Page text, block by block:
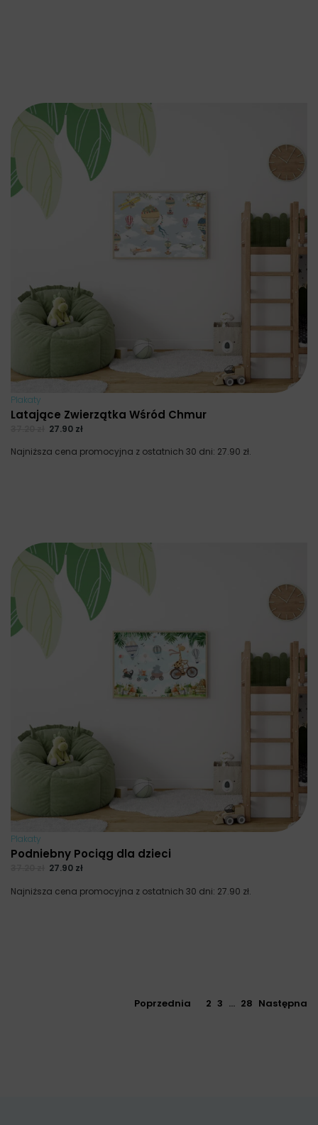
Plakaty
Latające Zwierzątka Wśród Chmur
27.90 zł
Najniższa cena promocyjna z ostatnich 30 dni: 27.90 zł.
Plakaty
Podniebny Pociąg dla dzieci
27.90 zł
Najniższa cena promocyjna z ostatnich 30 dni: 27.90 zł.
Poprzednia 2 3 … 28 Następna